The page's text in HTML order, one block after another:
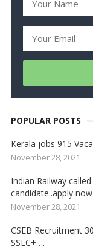
POPULAR POSTS
Kerala jobs 915
November 28, 2021
Indian Railway
candidate..apply now
November 28, 2021
CSEB Recruitment
SSLC+….